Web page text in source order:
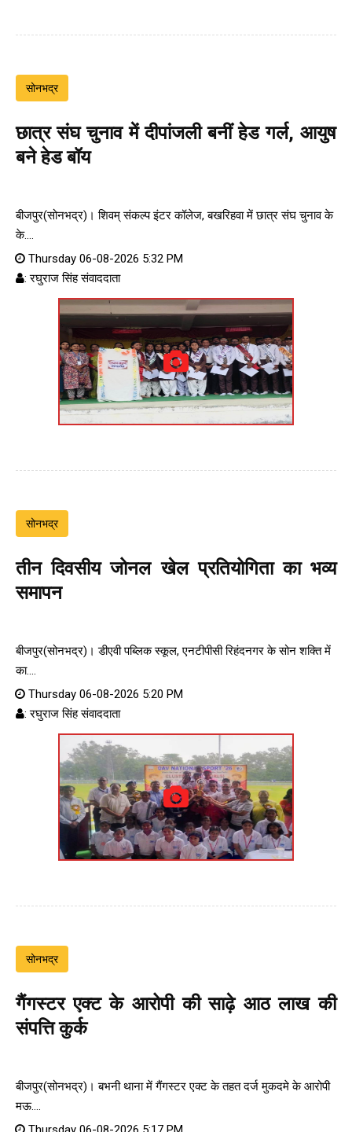
सोनभद्र
छात्र संघ चुनाव में दीपांजली बनीं हेड गर्ल, आयुष
बने हेड बॉय
बीजपुर(सोनभद्र)। शिवम् संकल्प इंटर कॉलेज, बखरिहवा में छात्र संघ चुनाव के
के....
Thursday 06-08-2026 5:32 PM
: रघुराज सिंह संवाददाता
सोनभद्र
तीन दिवसीय जोनल खेल प्रतियोगिता का भव्य
समापन
बीजपुर(सोनभद्र)। डीएवी पब्लिक स्कूल, एनटीपीसी रिहंदनगर के सोन शक्ति में
का....
Thursday 06-08-2026 5:20 PM
: रघुराज सिंह संवाददाता
सोनभद्र
गैंगस्टर एक्ट के आरोपी की साढ़े आठ लाख की
संपत्ति कुर्क
बीजपुर(सोनभद्र)। बभनी थाना में गैंगस्टर एक्ट के तहत दर्ज मुकदमे के आरोपी
मऊ....